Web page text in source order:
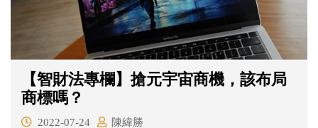
【智財法專欄】搶元宇宙商機，該布局
商標嗎？
2022-07-24
陳緯勝